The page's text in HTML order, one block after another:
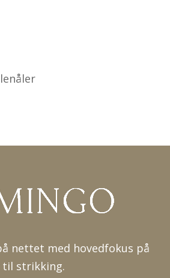
nettet med hovedfokus på
strikking.